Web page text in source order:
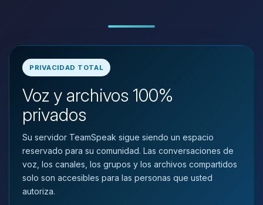
PRIVACIDAD TOTAL
Voz y archivos 100%
privados
Su servidor TeamSpeak sigue siendo un espacio
reservado para su comunidad. Las conversaciones de
voz, los canales, los grupos y los archivos compartidos
solo son accesibles para las personas que usted
autoriza.
Yupi, por fin alguien con quien
hablar! Soy Choupy, tu pequeno
asistente de BoxToPlay. Cuentame
que necesitas y moveré mis
pequenos circuitos para ayudarte.
07/08/2026 06:58